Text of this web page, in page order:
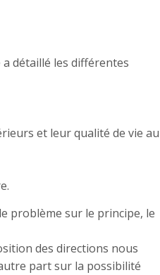
détaillé les différentes
et leur qualité de vie au
problème sur le principe, le
des directions nous
part sur la possibilité